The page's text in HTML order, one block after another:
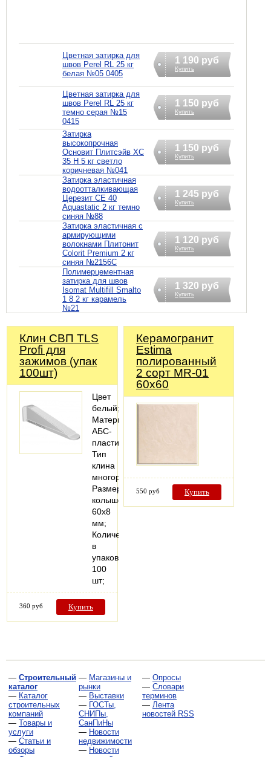
Цветная затирка для
швов Perel RL 25 кг
белая №05 0405
1 190 руб
Купить
Цветная затирка для
швов Perel RL 25 кг
темно серая №15
0415
1 150 руб
Купить
Затирка
высокопрочная
Основит Плитсэйв XC
35 H 5 кг светло
коричневая №041
1 150 руб
Купить
Затирка эластичная
водоотталкивающая
Церезит CE 40
Aquastatic 2 кг темно
синяя №88
1 245 руб
Купить
Затирка эластичная с
армирующими
волокнами Плитонит
Colorit Premium 2 кг
синяя №2156С
1 120 руб
Купить
Полимерцементная
затирка для швов
Isomat Multifill Smalto
1 8 2 кг карамель
№21
1 320 руб
Купить
Клин СВП TLS
Profi для
зажимов (упак
100шт)
Цвет
белый;
Материал
АБС-
пластик;
Тип
клина
многоразовый;
Размер
колышек
60х8
мм;
Количество
в
упаковке
100
шт;
360 руб Купить
Керамогранит
Estima
полированный
2 сорт MR-01
60х60
550 руб Купить
— Строительный
каталог
— Каталог
строительных
компаний
— Товары и
услуги
— Статьи и
обзоры
— Магазины и
рынки
— Выставки
— ГОСТы,
СНИПы,
СанПиНы
— Новости
недвижимости
— Новости
— Опросы
— Словари
терминов
— Лента
новостей RSS